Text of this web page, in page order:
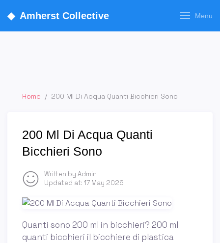
◆ Amherst Collective Menu
Home / 200 Ml Di Acqua Quanti Bicchieri Sono
200 Ml Di Acqua Quanti
Bicchieri Sono
Written by Admin
Updated at: 17 May 2026
Quanti sono 200 ml in bicchieri? 200 ml
quanti bicchieri il bicchiere di plastica